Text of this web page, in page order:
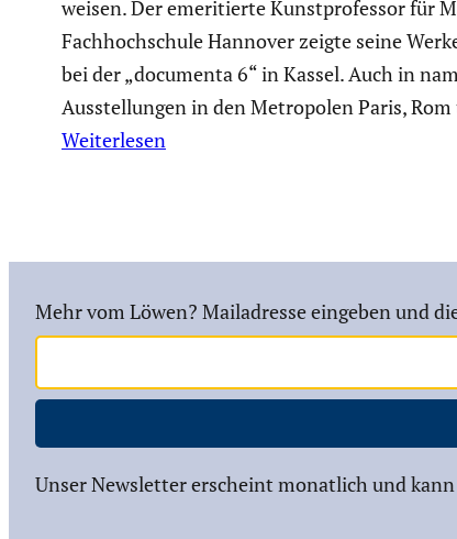
weisen. Der emeri­tierte Kunst­pro­fessor für
Fachhoch­schule Hannover zeigte seine
bei der „documenta 6“ in Kassel. Auch in
Ausstel­lungen in den Metro­polen Paris,
Weiterlesen
Mehr vom Löwen? Mailadresse eingeben und
Unser Newsletter erscheint monatlich und